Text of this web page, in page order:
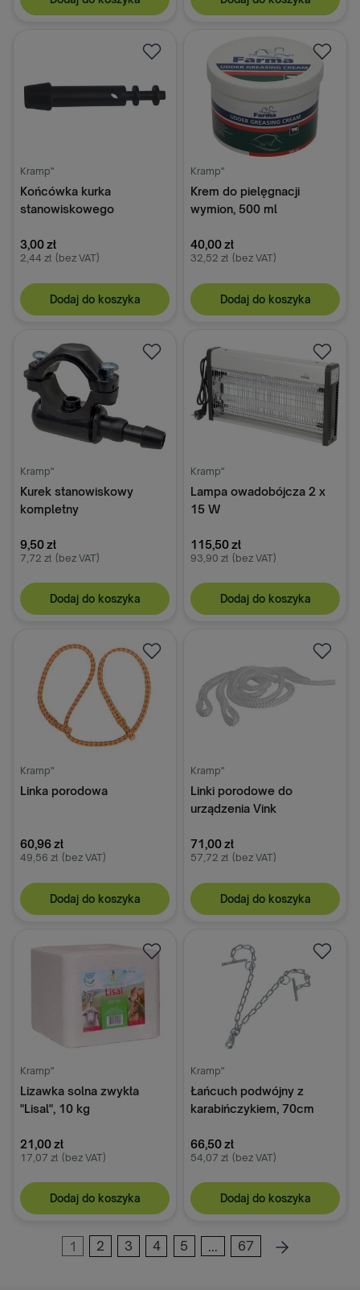
Kramp"
Końcówka kurka
stanowiskowego
3,00 zł
2,44 zł (bez VAT)
Dodaj do koszyka
Kramp"
Krem do pielęgnacji
wymion, 500 ml
40,00 zł
32,52 zł (bez VAT)
Dodaj do koszyka
Kramp"
Kurek stanowiskowy
kompletny
9,50 zł
7,72 zł (bez VAT)
Dodaj do koszyka
Kramp"
Lampa owadobójcza 2 x
15 W
115,50 zł
93,90 zł (bez VAT)
Dodaj do koszyka
Kramp"
Linka porodowa
60,96 zł
49,56 zł (bez VAT)
Dodaj do koszyka
Kramp"
Linki porodowe do
urządzenia Vink
71,00 zł
57,72 zł (bez VAT)
Dodaj do koszyka
Kramp"
Lizawka solna zwykła
"Lisal", 10 kg
21,00 zł
17,07 zł (bez VAT)
Dodaj do koszyka
Kramp"
Łańcuch podwójny z
karabińczykiem, 70cm
66,50 zł
54,07 zł (bez VAT)
Dodaj do koszyka
1 2 3 4 5 ... 67